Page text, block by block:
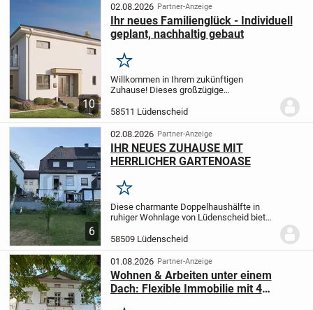
gefragtesten...
10
02.08.2026 Partner-Anzeige
Ihr neues Familienglück - Individuell
geplant, nachhaltig gebaut
Merken
Willkommen in Ihrem zukünftigen
Zuhause! Dieses großzügige
Ebenen und bietet mit 142,23 m²
Wohnfläche reichlich Raum für Ihre
Familie. Insgesamt vier Zimmer,...
58511 Lüdenscheid
6
02.08.2026 Partner-Anzeige
IHR NEUES ZUHAUSE MIT
HERRLICHER GARTENOASE
Merken
Diese charmante Doppelhaushälfte in
ruhiger Wohnlage von Lüdenscheid bietet
behagliches Zuhause für Paare und
kleine Familien. Wohnen auf mehreren
Ebenen schafft ein...
58509 Lüdenscheid
01.08.2026 Partner-Anzeige
Wohnen & Arbeiten unter einem
Dach: Flexible Immobilie mit 4